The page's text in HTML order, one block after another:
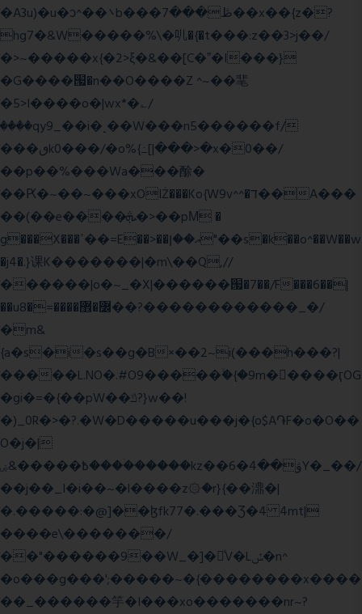
�A3u)�u�ͻ^��܌b���ڟ���7��x��{z�?
hg7�&W�����%\�䶷�{�t���:z��3>j��/
�>~�����x{�2>ξ�&��[C�ˮ�I���}
�G����՗�n��O����Z ^~��靟
�5>I����o�|wx*�؎/
����qy9_��i�˻��W���n5������f/
���ٯk0���/�o%{߸[|���>�x�0��/
��p��%���Wa���酴�
��Ԗ�~��~���xOIŻ���Ko{W9v^^�ד��A���
��(��e����ܞ�>��pΜ �
g���X���ߴ��=E��>��އ��ן"��s�k��o^��W��w
�j4�.}课K�������|�m\��Q,//
������|o�~_�X|������՗�7��/F���6��|
��u8�=����߼�޾��?������������_�/
�m&
{a�s�i�s��g�B×��2~i(���h���?|
�����L.NO�.#O9�����ۙ�{�9m��ً���ӷOG
�gi�=�{��pW��ݿ?}w��!
�)_0R�>�?.�W�D�����u���j�{o$A֏F�o�O��
O�j�|
߿�����&ۻ����ۛ�����kz��ۋ��4�6Y�_��/
��j��_I�i��~�l����z۞�r}{��濎�|
�.�����:�@]��ɮfk77�.���Ʒ�4 4mt|
����e\�������/
��"������9��W_�]�ͮV�Lݽ�n^
�o���g���';�����~�{��������x����
��_������竽�I���xo�������nr~?